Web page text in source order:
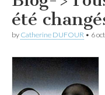
été
by Catherine DUFOUR • 6